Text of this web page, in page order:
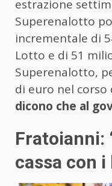
estrazione
Superenalotto
incrementale di
Lotto e di 51
Superenalotto,
di euro nel corso
dicono che al
Fratoianni:
cassa con